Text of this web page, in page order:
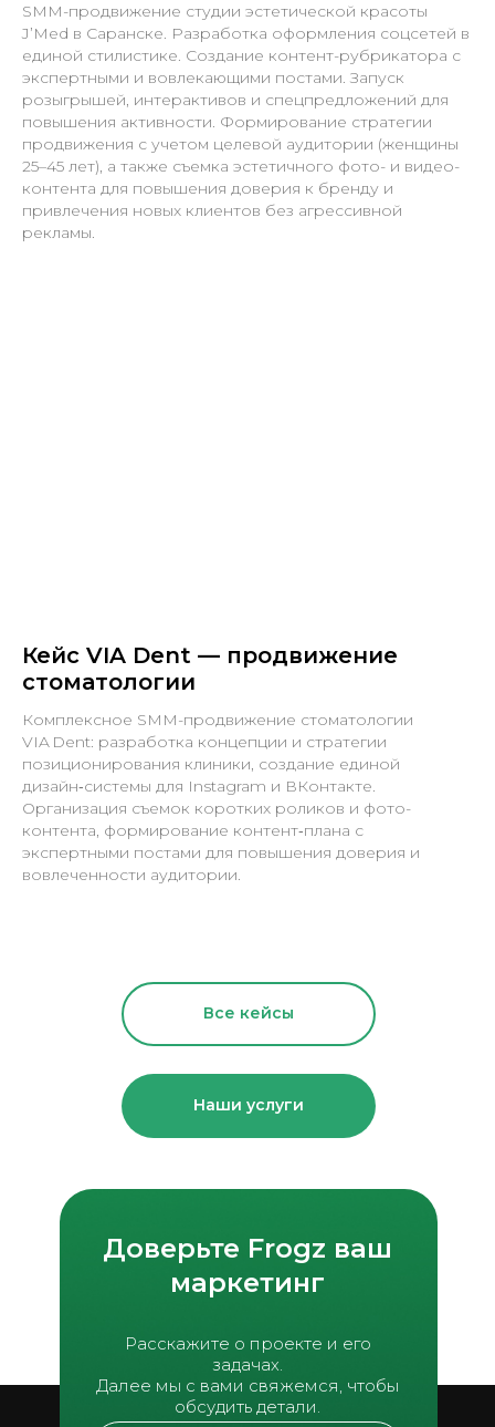
SMM-продвижение студии эстетической красоты
J’Med в Саранске. Разработка оформления соцсетей в
единой стилистике. Создание контент-рубрикатора с
экспертными и вовлекающими постами. Запуск
розыгрышей, интерактивов и спецпредложений для
повышения активности. Формирование стратегии
продвижения с учетом целевой аудитории (женщины
25–45 лет), а также съемка эстетичного фото- и видео-
контента для повышения доверия к бренду и
привлечения новых клиентов без агрессивной
рекламы.
Кейс VIA Dent — продвижение
стоматологии
Комплексное SMM-продвижение стоматологии
VIA Dent: разработка концепции и стратегии
позиционирования клиники, создание единой
дизайн‑системы для Instagram и ВКонтакте.
Организация съемок коротких роликов и фото-
контента, формирование контент‑плана с
экспертными постами для повышения доверия и
вовлеченности аудитории.
Все кейсы
Наши услуги
Расскажите о проекте и его
задачах.
Далее мы с вами свяжемся, чтобы
обсудить детали.
Доверьте Frogz ваш
маркетинг